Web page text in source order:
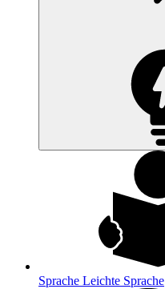
Sprache Leichte Sprache